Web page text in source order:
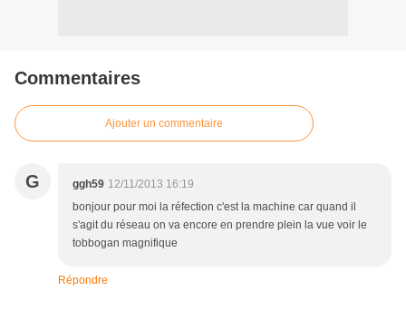
Commentaires
Ajouter un commentaire
G ggh59 12/11/2013 16:19
bonjour pour moi la réfection c'est la machine car quand il
s'agit du réseau on va encore en prendre plein la vue voir le
tobbogan magnifique
Répondre